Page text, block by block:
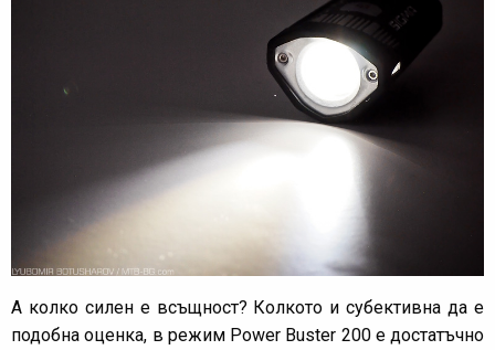
А колко силен е всъщност? Колкото и субективна да е
подобна оценка, в режим Power Buster 200 е достатъчно